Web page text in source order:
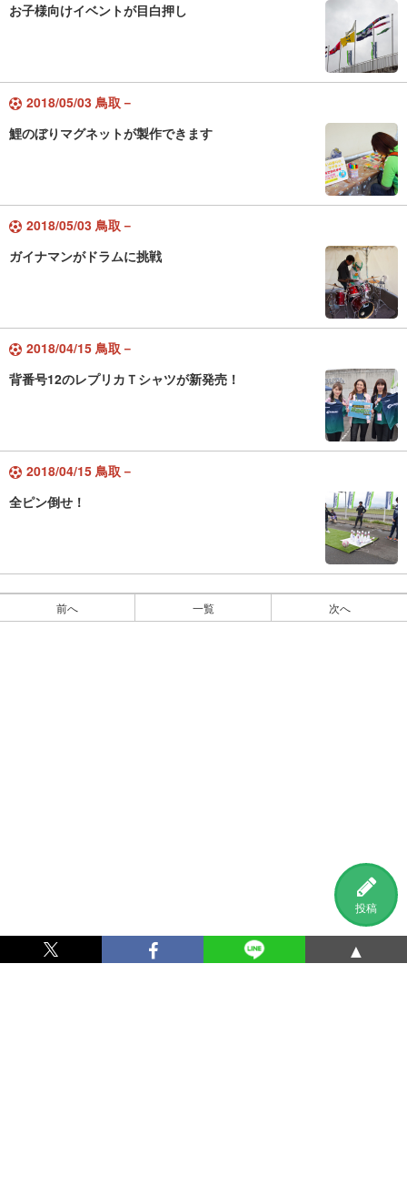
投稿
お子様向けイベントが目白押し
2018/05/03 鳥取－
鯉のぼりマグネットが製作できます
2018/05/03 鳥取－
ガイナマンがドラムに挑戦
2018/04/15 鳥取－
背番号12のレプリカＴシャツが新発売！
2018/04/15 鳥取－
全ピン倒せ！
前へ 一覧 次へ
▲